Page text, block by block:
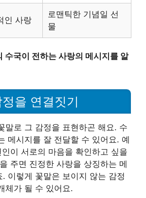
인 사랑
로맨틱한 기념일 선
물
수국이 전하는 사랑의 메시지를 알
을 연결짓기
말로 그 감정을 표현하곤 해요. 수
메시지를 잘 전달할 수 있어요. 예
이 서로의 마음을 확인하고 싶을
주면 진정한 사랑을 상징하는 메
이렇게 꽃말은 보이지 않는 감정
체가 될 수 있어요.